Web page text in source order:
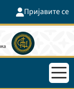
Пријавите се